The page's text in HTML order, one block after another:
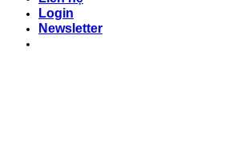
Login
Newsletter